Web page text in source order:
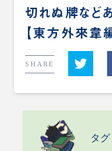
切れぬ牌など
【東方外來韋
SHARE
タグ